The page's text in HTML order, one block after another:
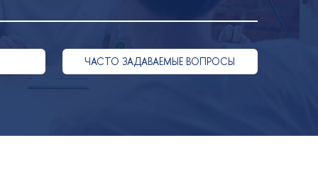
ЧАСТО ЗАДАВАЕМЫЕ ВОПРОСЫ